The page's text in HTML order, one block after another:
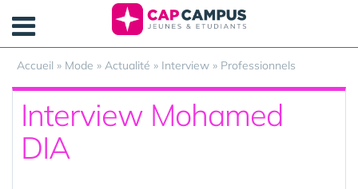
Accueil » Mode » Actualité » Interview » Professionnels
Interview Mohamed
DIA
Panneau de gestion des cookies